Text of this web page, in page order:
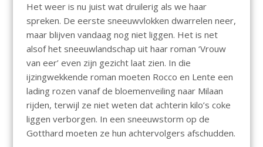
Het weer is nu juist wat druilerig als we haar
spreken. De eerste sneeuwvlokken dwarrelen neer,
maar blijven vandaag nog niet liggen. Het is net
alsof het sneeuwlandschap uit haar roman ‘Vrouw
van eer’ even zijn gezicht laat zien. In die
ijzingwekkende roman moeten Rocco en Lente een
lading rozen vanaf de bloemenveiling naar Milaan
rijden, terwijl ze niet weten dat achterin kilo’s coke
liggen verborgen. In een sneeuwstorm op de
Gotthard moeten ze hun achtervolgers afschudden.